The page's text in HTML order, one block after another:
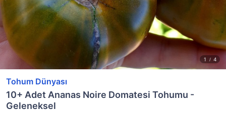
Tohum Dünyası
10+ Adet Ananas Noire Domatesi Tohumu -
Geleneksel